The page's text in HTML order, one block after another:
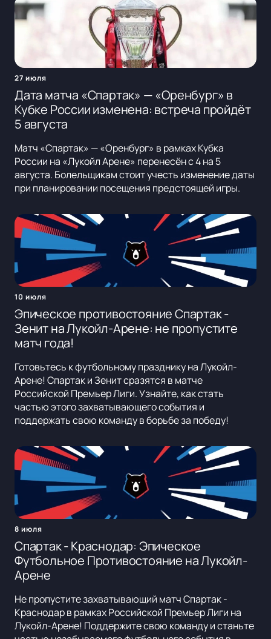
27 июля
Дата матча «Спартак» — «Оренбург» в
Кубке России изменена: встреча пройдёт
5 августа
Матч «Спартак» — «Оренбург» в рамках Кубка
России на «Лукойл Арене» перенесён с 4 на 5
августа. Болельщикам стоит учесть изменение даты
при планировании посещения предстоящей игры.
10 июля
Эпическое противостояние Спартак -
Зенит на Лукойл-Арене: не пропустите
матч года!
Готовьтесь к футбольному празднику на Лукойл-
Арене! Спартак и Зенит сразятся в матче
Российской Премьер Лиги. Узнайте, как стать
частью этого захватывающего события и
поддержать свою команду в борьбе за победу!
8 июля
Спартак - Краснодар: Эпическое
Футбольное Противостояние на Лукойл-
Арене
Не пропустите захватывающий матч Спартак -
Краснодар в рамках Российской Премьер Лиги на
Лукойл-Арене! Поддержите свою команду и станьте